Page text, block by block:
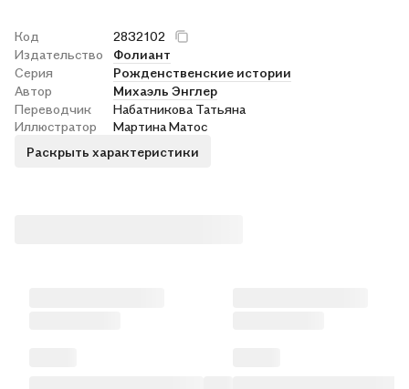
Код
2832102
Издательство
Фолиант
Серия
Рожденственские истории
Автор
Михаэль Энглер
Переводчик
Набатникова Татьяна
Иллюстратор
Мартина Матос
Раскрыть характеристики